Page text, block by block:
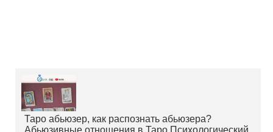
Таро абьюзер, как распознать абьюзера?
Абьюзивные отношения в Таро Психологический